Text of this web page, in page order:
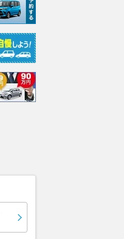
ロールスロイス ゴース